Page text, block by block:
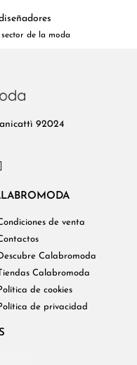
de la moda
92024
de venta
Calabromoda
Calabromoda
de cookies
de privacidad